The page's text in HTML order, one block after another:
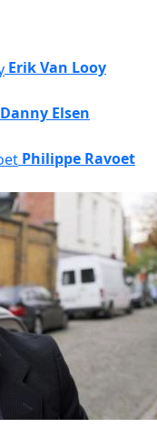
Erik Van Looy
Danny Elsen
Philippe Ravoet